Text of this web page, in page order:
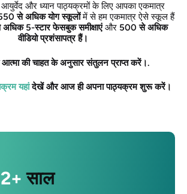
और ध्यान पाठ्यक्रमों के लिए आपका एकमात्र
से अधिक योग स्कूलोंमें से हम एकमात्र ऐसे स्कूल हैं
5-स्टार फेसबुक समीक्षाएंऔर 500 से अधिक
वीडियो प्रशंसापत्र हैं।
की चाहत के अनुसार संतुलन प्राप्त करें।.
यहांदेखें और आज ही अपना पाठ्यक्रम शुरू करें।
साल